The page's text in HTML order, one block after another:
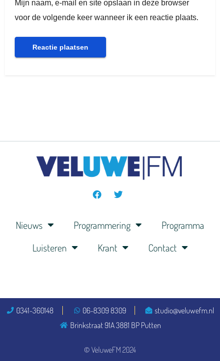
Mijn naam, e-mail en site opslaan in deze browser
voor de volgende keer wanneer ik een reactie plaats.
Nieuws Programmering
Programma
Luisteren
Krant Contact
© VeluweFM 2024
0341-360148 06-8309 8309
studio@veluwefm.nl
Brinkstraat 91A 3881 BP Putten